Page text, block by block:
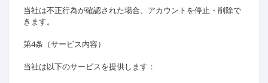
当社は不正行為が確認された場合、アカウントを停止・削除で
きます。
第4条（サービス内容）
当社は以下のサービスを提供します：